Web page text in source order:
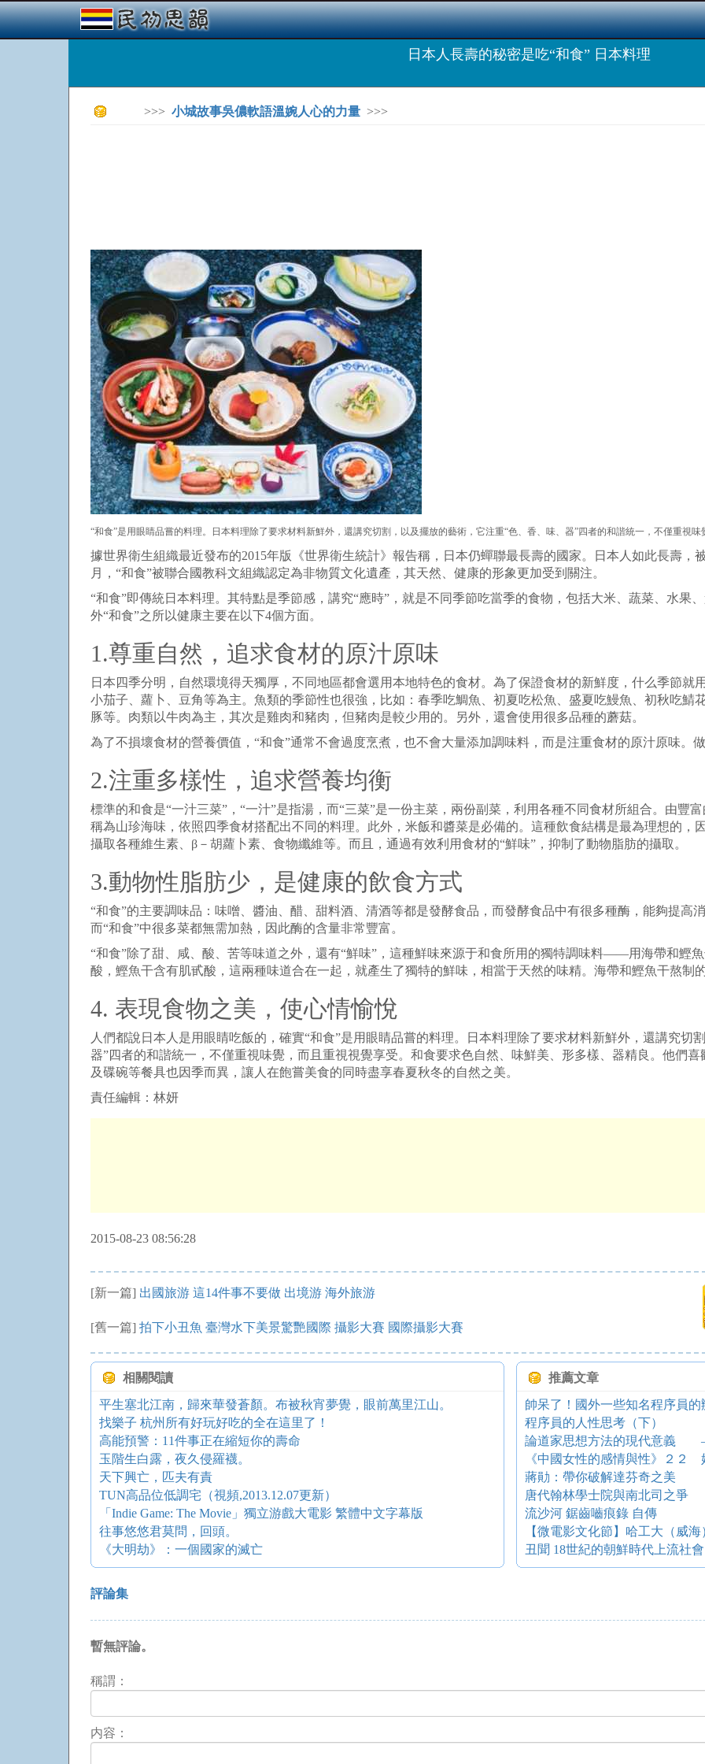
日本人長壽的秘密是吃“和食” 日本料理
>>> 小城故事吳儂軟語溫婉人心的力量 >>>
“和食”是用眼睛品嘗的料理。日本料理除了要求材料新鮮外，還講究切割，以及擺放的藝術，它注重“色、香、味、器”四者的和諧統一，不僅重視
據世界衛生組織最近發布的2015年版《世界衛生統計》報告稱，日本仍蟬聯最長壽的國家。日本人如此長壽，
月，“和食”被聯合國教科文組織認定為非物質文化遺產，其天然、健康的形象更加受到關注。
“和食”即傳統日本料理。其特點是季節感，講究“應時”，就是不同季節吃當季的食物，包括大米、蔬菜、水果
外“和食”之所以健康主要在以下4個方面。
1.尊重自然，追求食材的原汁原味
日本四季分明，自然環境得天獨厚，不同地區都會選用本地特色的食材。為了保證食材的新鮮度，什么季節就
小茄子、蘿卜、豆角等為主。魚類的季節性也很強，比如：春季吃鯛魚、初夏吃松魚、盛夏吃鰻魚、初秋吃鯖
豚等。肉類以牛肉為主，其次是雞肉和豬肉，但豬肉是較少用的。另外，還會使用很多品種的蘑菇。
為了不損壞食材的營養價值，“和食”通常不會過度烹煮，也不會大量添加調味料，而是注重食材的原汁原味。
2.注重多樣性，追求營養均衡
標準的和食是“一汁三菜”，“一汁”是指湯，而“三菜”是一份主菜，兩份副菜，利用各種不同食材所組合。由豐
稱為山珍海味，依照四季食材搭配出不同的料理。此外，米飯和醬菜是必備的。這種飲食結構是最為理想的，
攝取各種維生素、β－胡蘿卜素、食物纖維等。而且，通過有效利用食材的“鮮味”，抑制了動物脂肪的攝取。
3.動物性脂肪少，是健康的飲食方式
“和食”的主要調味品：味噌、醬油、醋、甜料酒、清酒等都是發酵食品，而發酵食品中有很多種酶，能夠提高
而“和食”中很多菜都無需加熱，因此酶的含量非常豐富。
“和食”除了甜、咸、酸、苦等味道之外，還有“鮮味”，這種鮮味來源于和食所用的獨特調味料——用海帶和鰹
酸，鰹魚干含有肌甙酸，這兩種味道合在一起，就產生了獨特的鮮味，相當于天然的味精。海帶和鰹魚干熬制
4. 表現食物之美，使心情愉悅
人們都說日本人是用眼睛吃飯的，確實“和食”是用眼睛品嘗的料理。日本料理除了要求材料新鮮外，還講究切
器”四者的和諧統一，不僅重視味覺，而且重視視覺享受。和食要求色自然、味鮮美、形多樣、器精良。他們
及碟碗等餐具也因季而異，讓人在飽嘗美食的同時盡享春夏秋冬的自然之美。
責任編輯：林妍
2015-08-23 08:56:28
[新一篇] 出國旅游 這14件事不要做 出境游 海外旅游
[舊一篇] 拍下小丑魚 臺灣水下美景驚艷國際 攝影大賽 國際攝影大賽
相關閱讀
平生塞北江南，歸來華發蒼顏。布被秋宵夢覺，眼前萬里江山。
找樂子 杭州所有好玩好吃的全在這里了！
高能預警：11件事正在縮短你的壽命
玉階生白露，夜久侵羅襪。
天下興亡，匹夫有責
TUN高品位低調宅（視頻,2013.12.07更新）
「Indie Game: The Movie」獨立游戲大電影 繁體中文字幕版
往事悠悠君莫問，回頭。
《大明劫》：一個國家的滅亡
推薦文章
帥呆了！國外一些知名程序員的
程序員的人性思考（下）
論道家思想方法的現代意義
《中國女性的感情與性》２２
蔣勛：帶你破解達芬奇之美
唐代翰林學士院與南北司之爭
流沙河 鋸齒嚙痕錄 自傳
【微電影文化節】哈工大（威
丑聞 18世紀的朝鮮時代上流社
評論集
暫無評論。
稱謂：
内容：